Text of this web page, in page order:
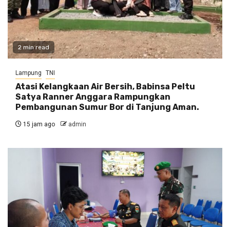
2 min read
Lampung TNI
Atasi Kelangkaan Air Bersih, Babinsa Peltu
Satya Ranner Anggara Rampungkan
Pembangunan Sumur Bor di Tanjung Aman.
15 jam ago admin